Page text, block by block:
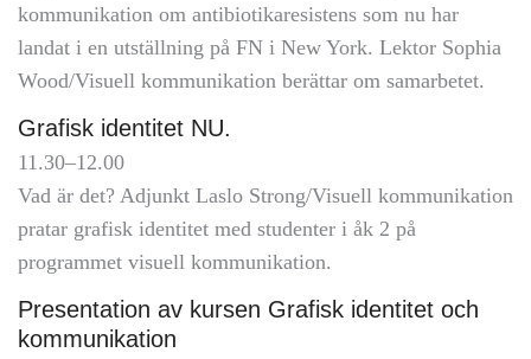
kommunikation om antibiotikaresistens som nu har
landat i en utställning på FN i New York. Lektor Sophia
Wood/Visuell kommunikation berättar om samarbetet.
Grafisk identitet NU.
11.30–12.00
Vad är det? Adjunkt Laslo Strong/Visuell kommunikation
pratar grafisk identitet med studenter i åk 2 på
programmet visuell kommunikation.
Presentation av kursen Grafisk identitet och
kommunikation